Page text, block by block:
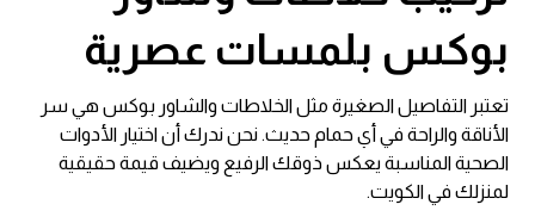
بوكس بلمسات عصرية
تعتبر التفاصيل الصغيرة مثل الخلاطات والشاور بوكس هي سر
الأناقة والراحة في أي حمام حديث. نحن ندرك أن اختيار الأدوات
الصحية المناسبة يعكس ذوقك الرفيع ويضيف قيمة حقيقية
لمنزلك في الكويت.